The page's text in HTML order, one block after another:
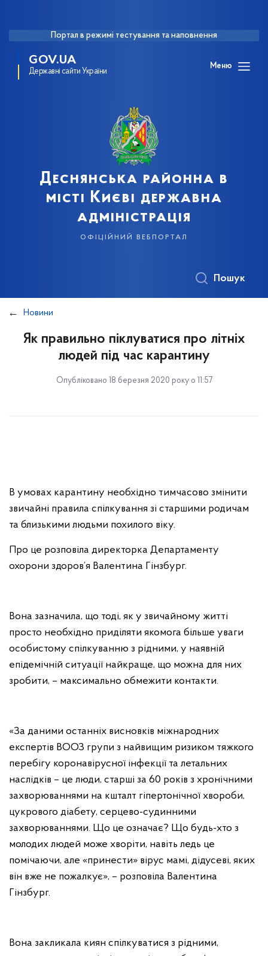
Портал в режимі тестування та наповнення
GOV.UA
Державні сайти України
Меню
Деснянська районна в
місті Києві державна
адміністрація
офіційний вебпортал
Пошук
Новини
Як правильно піклуватися про літніх
людей під час карантину
Опубліковано 18 березня 2020 року о 11:57
В умовах карантину необхідно тимчасово змінити
звичайні правила спілкування зі старшими родичам
та близькими людьми похилого віку.
Про це розповіла директорка Департаменту
охорони здоров’я Валентина Гінзбург.
Вона зазначила, що тоді, як у звичайному житті
просто необхідно приділяти якомога більше уваги
особистому спілкуванню з рідними, у наявній
епідемічній ситуації найкраще, що можна для них
зробити, – максимально обмежити контакти.
«За даними останніх висновків міжнародних
експертів ВООЗ групи з найвищим ризиком тяжкого
перебігу коронавірусної інфекції та летальних
наслідків – це люди, старші за 60 років з хронічними
захворюваннями на кшталт гіпертонічної хвороби,
цукрового діабету, серцево-судинними
захворюваннями. Що це означає? Що будь-хто з
молодих людей може хворіти, навіть ледь це
помічаючи, але «принести» вірус мамі, дідусеві, яких
він вже не пожалкує», – розповіла Валентина
Гінзбург.
Вона закликала киян спілкуватися з рідними,